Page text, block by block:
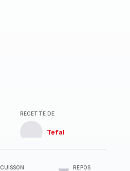
RECETTE DE
Tefal
CUISSON REPOS